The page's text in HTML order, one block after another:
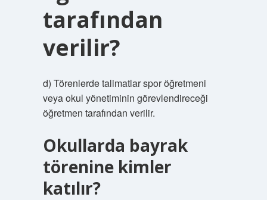
tarafından
verilir?
d) Törenlerde talimatlar spor öğretmeni
veya okul yönetiminin görevlendireceği
öğretmen tarafından verilir.
Okullarda bayrak
törenine kimler
katılır?